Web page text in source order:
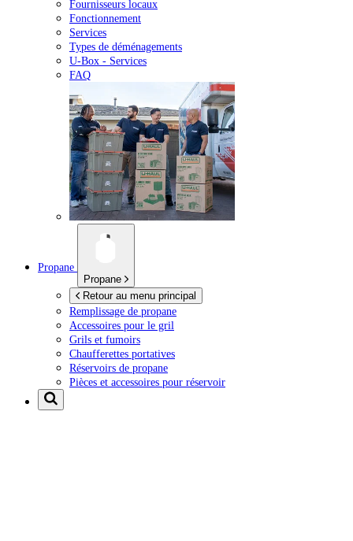
Fournisseurs locaux
Fonctionnement
Services
Types de déménagements
U-Box - Services
FAQ
Propane
Propane
Retour au menu principal
Remplissage de propane
Accessoires pour le gril
Grils et fumoirs
Chaufferettes portatives
Réservoirs de propane
Pièces et accessoires pour réservoir